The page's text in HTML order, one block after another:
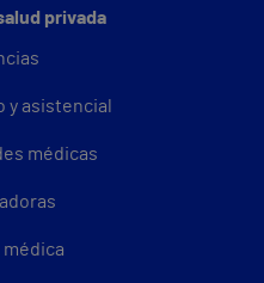
privada
y asistencial
médicas
médica